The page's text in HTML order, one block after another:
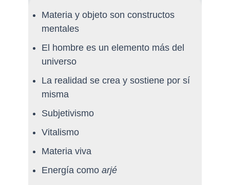
Materia y objeto son constructos
mentales
El hombre es un elemento más del
universo
La realidad se crea y sostiene por sí
misma
Subjetivismo
Vitalismo
Materia viva
Energía comoarjé